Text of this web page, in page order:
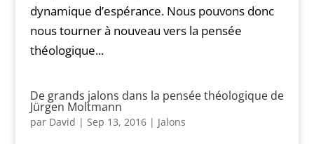
dynamique d’espérance. Nous pouvons donc
nous tourner à nouveau vers la pensée
théologique...
De grands jalons dans la pensée théologique de
Jürgen Moltmann
par David | Sep 13, 2016| Jalons